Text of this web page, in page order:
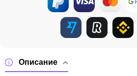
Описание